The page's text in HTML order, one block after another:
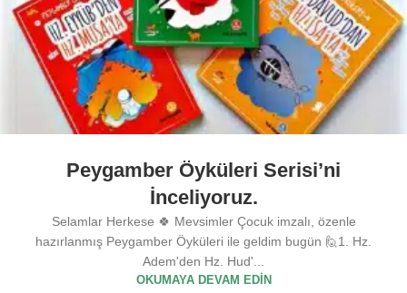
Peygamber Öyküleri Serisi’ni
İnceliyoruz.
Selamlar Herkese 🍀 Mevsimler Çocuk imzalı, özenle
hazırlanmış Peygamber Öyküleri ile geldim bugün 🙋1. Hz.
Adem'den Hz. Hud'...
OKUMAYA DEVAM EDIN